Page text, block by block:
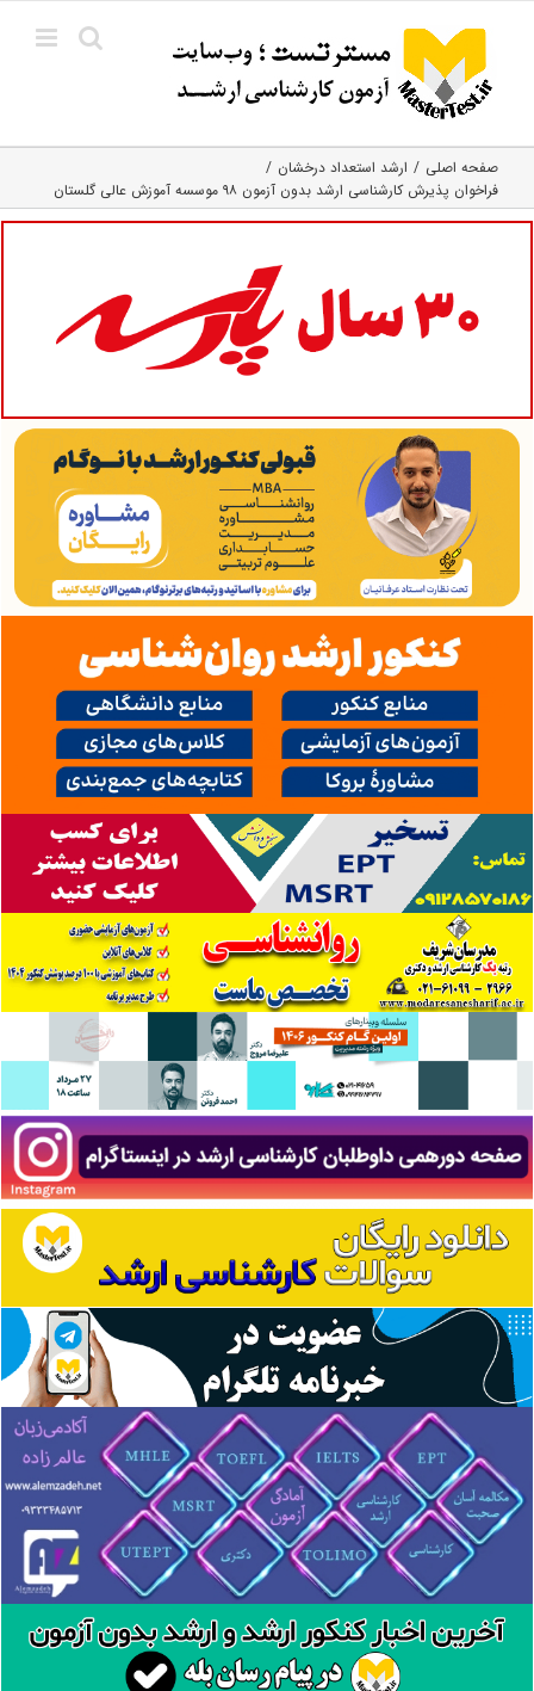
content
صفحه اصلی
ارشد استعداد درخشان
فراخوان پذیرش کارشناسی ارشد بدون آزمون ۹۸ موسسه آموزش عالی گلستان